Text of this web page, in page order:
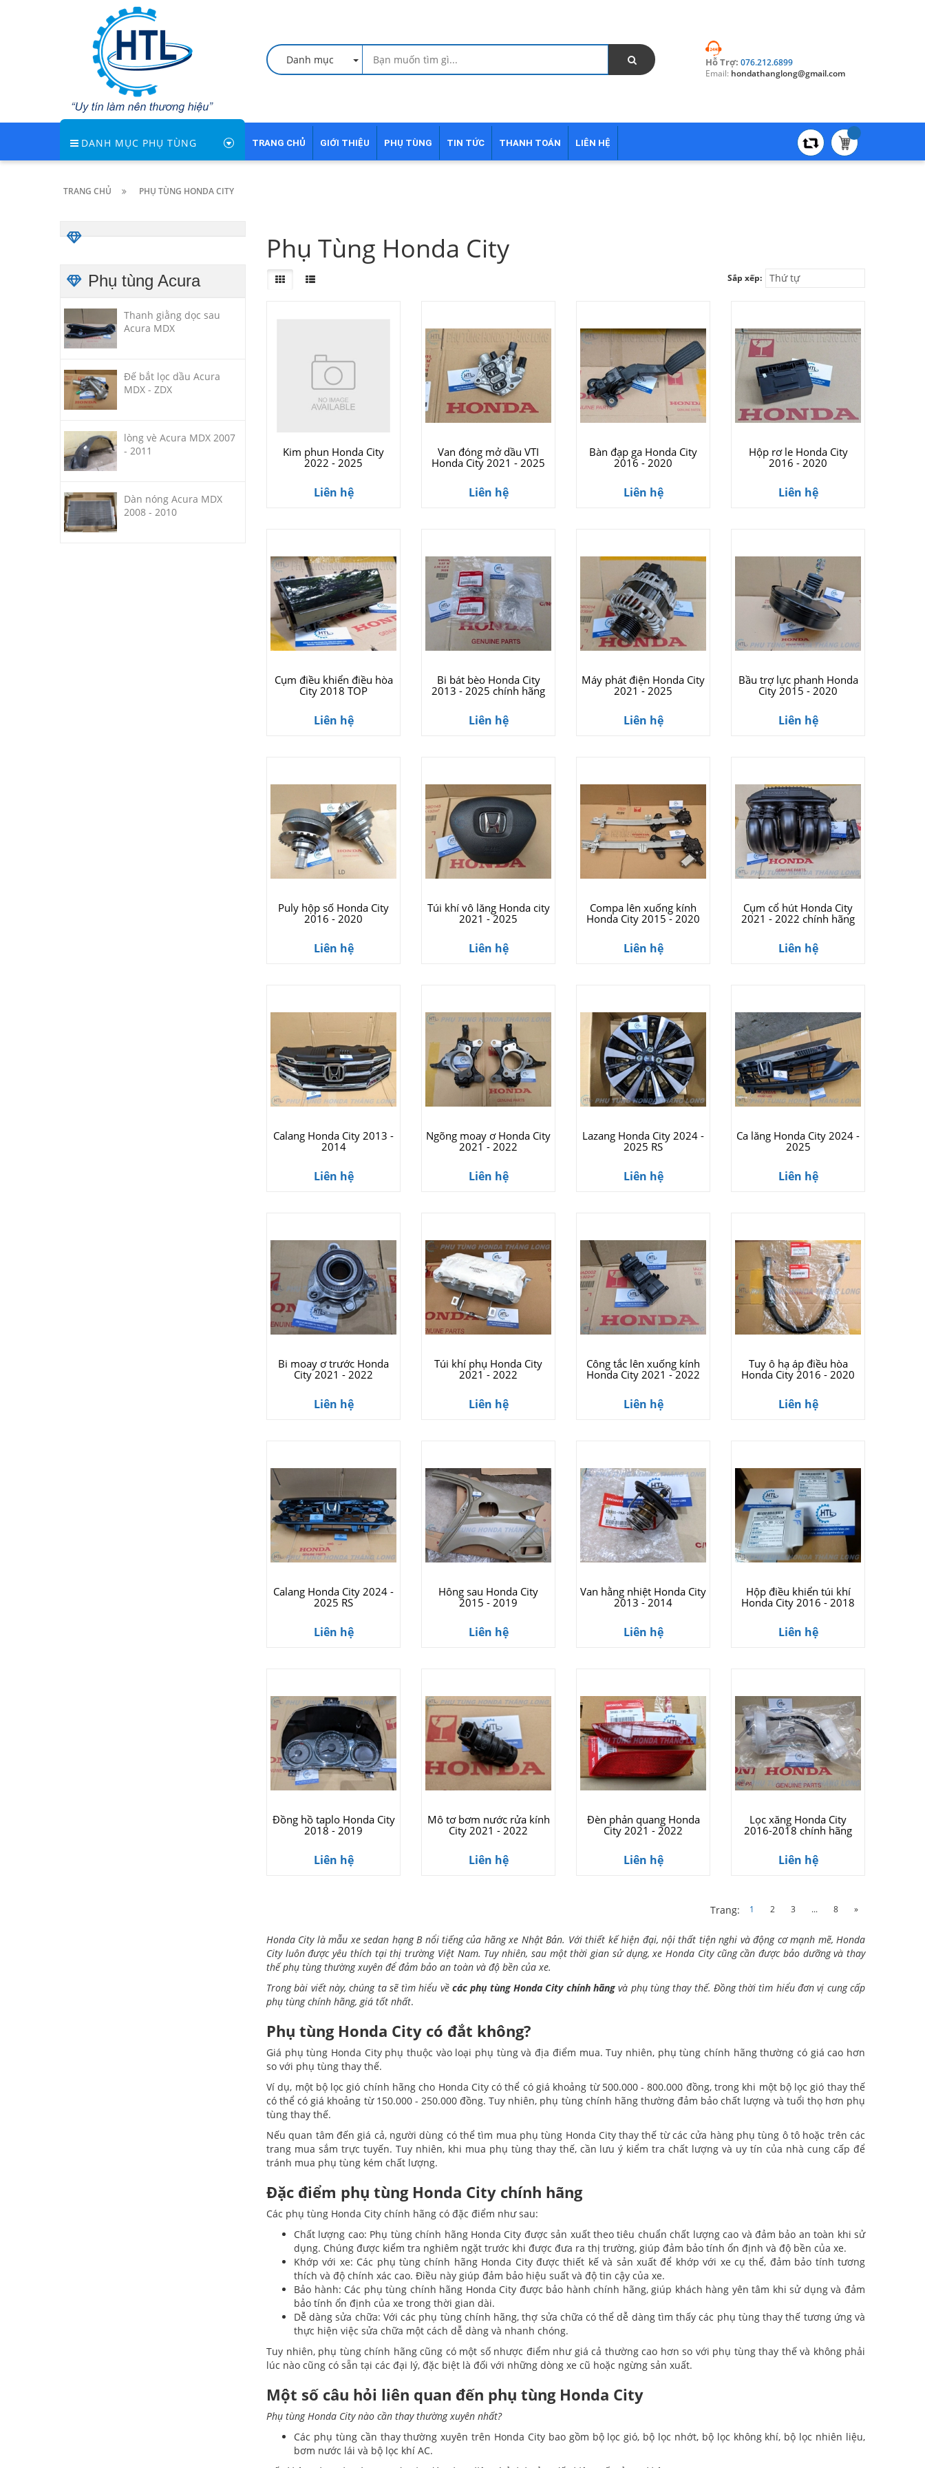
Danh mục Hỗ Trợ: 076.212.6899
Email: hondathanglong@gmail.com
DANH MỤC PHỤ TÙNG TRANG CHỦ GIỚI THIỆU PHỤ TÙNG TIN TỨC THANH TOÁN LIÊN HỆ
TRANG CHỦ PHỤ TÙNG HONDA CITY
Phụ Tùng Honda City
Sắp xếp: Thứ tự
Kim phun Honda City
2022 - 2025
Liên hệ
Van đóng mở dầu VTI
Honda City 2021 - 2025
Liên hệ
Bàn đạp ga Honda City
2016 - 2020
Liên hệ
Hộp rơ le Honda City
2016 - 2020
Liên hệ
Cụm điều khiển điều hòa
City 2018 TOP
Liên hệ
Bi bát bèo Honda City
2013 - 2025 chính hãng
Liên hệ
Máy phát điện Honda City
2021 - 2025
Liên hệ
Bầu trợ lực phanh Honda
City 2015 - 2020
Liên hệ
Puly hộp số Honda City
2016 - 2020
Liên hệ
Túi khí vô lăng Honda city
2021 - 2025
Liên hệ
Compa lên xuống kính
Honda City 2015 - 2020
Liên hệ
Cụm cổ hút Honda City
2021 - 2022 chính hãng
Liên hệ
Calang Honda City 2013 -
2014
Liên hệ
Ngõng moay ơ Honda City
2021 - 2022
Liên hệ
Lazang Honda City 2024 -
2025 RS
Liên hệ
Ca lăng Honda City 2024 -
2025
Liên hệ
Bi moay ơ trước Honda
City 2021 - 2022
Liên hệ
Túi khí phụ Honda City
2021 - 2022
Liên hệ
Công tắc lên xuống kính
Honda City 2021 - 2022
Liên hệ
Tuy ô hạ áp điều hòa
Honda City 2016 - 2020
Liên hệ
Calang Honda City 2024 -
2025 RS
Liên hệ
Hông sau Honda City
2015 - 2019
Liên hệ
Van hằng nhiệt Honda City
2013 - 2014
Liên hệ
Hộp điều khiển túi khí
Honda City 2016 - 2018
Liên hệ
Đồng hồ taplo Honda City
2018 - 2019
Liên hệ
Mô tơ bơm nước rửa kính
City 2021 - 2022
Liên hệ
Đèn phản quang Honda
City 2021 - 2022
Liên hệ
Lọc xăng Honda City
2016-2018 chính hãng
Liên hệ
Trang: 1 2 3 ... 8 »
Honda City là mẫu xe sedan hạng B nổi tiếng của hãng xe Nhật Bản. Với thiết kế hiện đại, nội thất tiện nghi và động cơ mạnh mẽ, Honda
City luôn được yêu thích tại thị trường Việt Nam. Tuy nhiên, sau một thời gian sử dụng, xe Honda City cũng cần được bảo dưỡng và thay
thế phụ tùng thường xuyên để đảm bảo an toàn và độ bền của xe.
Trong bài viết này, chúng ta sẽ tìm hiểu vềcác phụ tùng Honda City chính hãngvà phụ tùng thay thế. Đồng thời tìm hiểu đơn vị cung cấp
phụ tùng chính hãng, giá tốt nhất.
Phụ tùng Honda City có đắt không?
Giá phụ tùng Honda City phụ thuộc vào loại phụ tùng và địa điểm mua. Tuy nhiên, phụ tùng chính hãng thường có giá cao hơn
so với phụ tùng thay thế.
Ví dụ, một bộ lọc gió chính hãng cho Honda City có thể có giá khoảng từ 500.000 - 800.000 đồng, trong khi một bộ lọc gió thay thế
có thể có giá khoảng từ 150.000 - 250.000 đồng. Tuy nhiên, phụ tùng chính hãng thường đảm bảo chất lượng và tuổi thọ hơn phụ
tùng thay thế.
Nếu quan tâm đến giá cả, người dùng có thể tìm mua phụ tùng Honda City thay thế từ các cửa hàng phụ tùng ô tô hoặc trên các
trang mua sắm trực tuyến. Tuy nhiên, khi mua phụ tùng thay thế, cần lưu ý kiểm tra chất lượng và uy tín của nhà cung cấp để
tránh mua phụ tùng kém chất lượng.
Đặc điểm phụ tùng Honda City chính hãng
Các phụ tùng Honda City chính hãng có đặc điểm như sau:
Chất lượng cao: Phụ tùng chính hãng Honda City được sản xuất theo tiêu chuẩn chất lượng cao và đảm bảo an toàn khi sử
dụng. Chúng được kiểm tra nghiêm ngặt trước khi được đưa ra thị trường, giúp đảm bảo tính ổn định và độ bền của xe.
Khớp với xe: Các phụ tùng chính hãng Honda City được thiết kế và sản xuất để khớp với xe cụ thể, đảm bảo tính tương
thích và độ chính xác cao. Điều này giúp đảm bảo hiệu suất và độ tin cậy của xe.
Bảo hành: Các phụ tùng chính hãng Honda City được bảo hành chính hãng, giúp khách hàng yên tâm khi sử dụng và đảm
bảo tính ổn định của xe trong thời gian dài.
Dễ dàng sửa chữa: Với các phụ tùng chính hãng, thợ sửa chữa có thể dễ dàng tìm thấy các phụ tùng thay thế tương ứng và
thực hiện việc sửa chữa một cách dễ dàng và nhanh chóng.
Tuy nhiên, phụ tùng chính hãng cũng có một số nhược điểm như giá cả thường cao hơn so với phụ tùng thay thế và không phải
lúc nào cũng có sẵn tại các đại lý, đặc biệt là đối với những dòng xe cũ hoặc ngừng sản xuất.
Một số câu hỏi liên quan đến phụ tùng Honda City
Phụ tùng Honda City nào cần thay thường xuyên nhất?
Các phụ tùng cần thay thường xuyên trên Honda City bao gồm bộ lọc gió, bộ lọc nhớt, bộ lọc không khí, bộ lọc nhiên liệu,
bơm nước lái và bộ lọc khí AC.
Phụ tùng Acura
Thanh giằng dọc sau
Acura MDX
Đế bắt lọc dầu Acura
MDX - ZDX
lòng vè Acura MDX 2007
- 2011
Dàn nóng Acura MDX
2008 - 2010